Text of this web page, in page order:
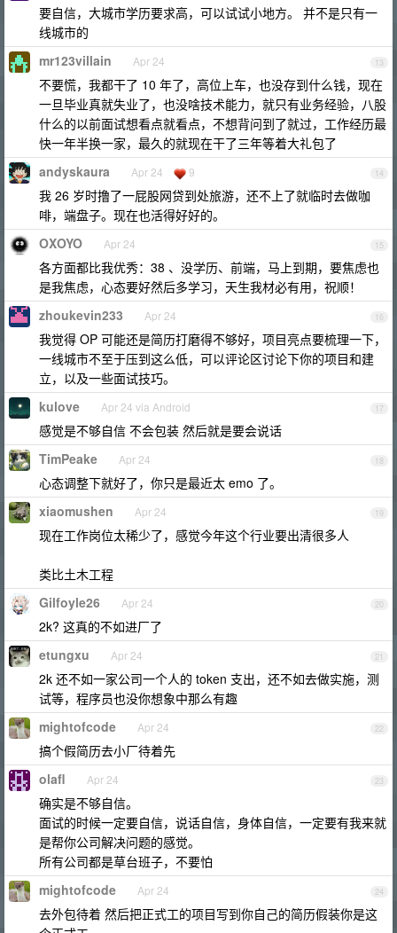
要自信，大城市学历要求高，可以试试小地方。 并不是只有一
线城市的
13
mr123villain Apr 24
不要慌，我都干了 10 年了，高位上车，也没存到什么钱，现在
一旦毕业真就失业了，也没啥技术能力，就只有业务经验，八股
什么的以前面试想看点就看点，不想背问到了就过，工作经历最
快一年半换一家，最久的就现在干了三年等着大礼包了
14
andyskaura Apr 24 9
我 26 岁时撸了一屁股网贷到处旅游，还不上了就临时去做咖
啡，端盘子。现在也活得好好的。
15
OXOYO Apr 24
各方面都比我优秀：38 、没学历、前端，马上到期，要焦虑也
是我焦虑，心态要好然后多学习，天生我材必有用，祝顺！
16
zhoukevin233 Apr 24
我觉得 OP 可能还是简历打磨得不够好，项目亮点要梳理一下，
一线城市不至于压到这么低，可以评论区讨论下你的项目和建
立，以及一些面试技巧。
17
kulove Apr 24 via Android
感觉是不够自信 不会包装 然后就是要会说话
18
TimPeake Apr 24
心态调整下就好了，你只是最近太 emo 了。
19
xiaomushen Apr 24
现在工作岗位太稀少了，感觉今年这个行业要出清很多人
类比土木工程
20
Gilfoyle26 Apr 24
2k? 这真的不如进厂了
21
etungxu Apr 24
2k 还不如一家公司一个人的 token 支出，还不如去做实施，测
试等，程序员也没你想象中那么有趣
22
mightofcode Apr 24
搞个假简历去小厂待着先
23
olafl Apr 24
确实是不够自信。
面试的时候一定要自信，说话自信，身体自信，一定要有我来就
是帮你公司解决问题的感觉。
所有公司都是草台班子，不要怕
24
mightofcode Apr 24
去外包待着 然后把正式工的项目写到你自己的简历假装你是这